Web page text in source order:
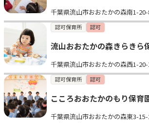
千葉県流山市おおたかの森南1-
認可保育所 認可
流山おおたかの森きらきら
千葉県流山市おおたかの森西1-20-
認可保育所 認可
こころおおたかのもり保育
千葉県流山市おおたかの森東3-